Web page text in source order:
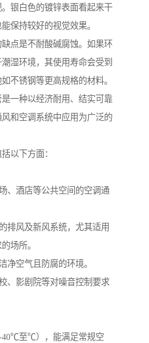
银白色的镀锌表面看起来干
保持较好的视觉效果。
点是不耐酸碱腐蚀。如果环
湿环境，其使用寿命会受到
不锈钢等更高规格的材料。
一种以经济耐用、结实可靠
和空调系统中应用为广泛的
以下方面：
、酒店等公共空间的空调通
排风及新风系统，尤其适用
场所。
净空气且防腐的环境。
、影剧院等对噪音控制要求
40℃至℃），能满足常规空